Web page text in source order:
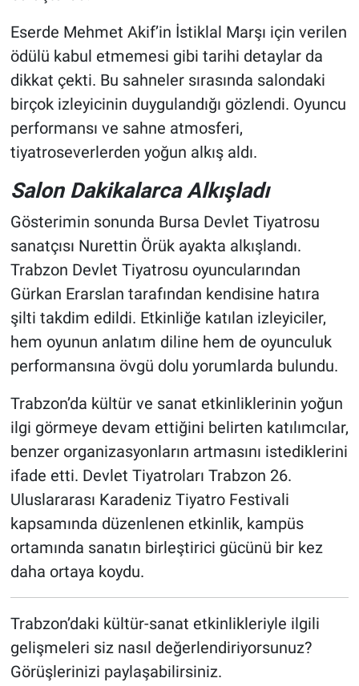
Eserde Mehmet Akif’in İstiklal Marşı için verilen
ödülü kabul etmemesi gibi tarihi detaylar da
dikkat çekti. Bu sahneler sırasında salondaki
birçok izleyicinin duygulandığı gözlendi. Oyuncu
performansı ve sahne atmosferi,
tiyatroseverlerden yoğun alkış aldı.
Salon Dakikalarca Alkışladı
Gösterimin sonunda Bursa Devlet Tiyatrosu
sanatçısı Nurettin Örük ayakta alkışlandı.
Trabzon Devlet Tiyatrosu oyuncularından
Gürkan Erarslan tarafından kendisine hatıra
şilti takdim edildi. Etkinliğe katılan izleyiciler,
hem oyunun anlatım diline hem de oyunculuk
performansına övgü dolu yorumlarda bulundu.
Trabzon’da kültür ve sanat etkinliklerinin yoğun
ilgi görmeye devam ettiğini belirten katılımcılar,
benzer organizasyonların artmasını istediklerini
ifade etti. Devlet Tiyatroları Trabzon 26.
Uluslararası Karadeniz Tiyatro Festivali
kapsamında düzenlenen etkinlik, kampüs
ortamında sanatın birleştirici gücünü bir kez
daha ortaya koydu.
Trabzon’daki kültür-sanat etkinlikleriyle ilgili
gelişmeleri siz nasıl değerlendiriyorsunuz?
Görüşlerinizi paylaşabilirsiniz.